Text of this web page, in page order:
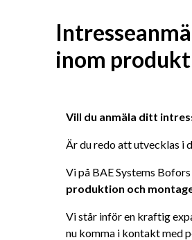
inom
Vill du anmäla ditt
Är du redo att utvecklas i
produktion och
Vi står inför en kraftig
nu komma i kontakt med